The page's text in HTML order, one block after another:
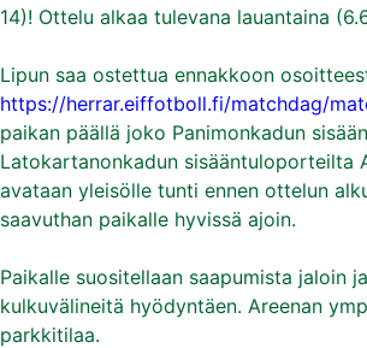
14)! Ottelu alkaa tulevana lauantaina
Lipun saa ostettua ennakkoon
https://herrar.eiffotboll.fi/matchdag/
paikan päällä joko Panimonkadun
Latokartanonkadun sisääntuloporteilta
avataan yleisölle tunti ennen ottelun
saavuthan paikalle hyvissä ajoin.
Paikalle suositellaan saapumista jaloin
kulkuvälineitä hyödyntäen. Areenan
parkkitilaa.